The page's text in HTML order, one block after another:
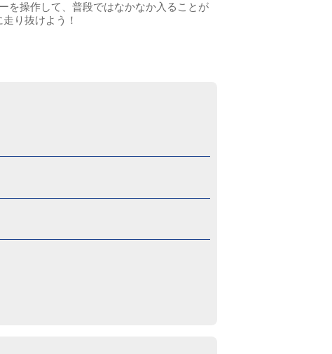
を操作して、普段ではなかなか入ることが
り抜けよう！